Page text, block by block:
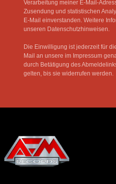
Verarbeitung meiner E-Mail-
Zusendung und statistischen
E-Mail einverstanden. Weitere
unseren Datenschutzhinweisen.
Die Einwilligung ist jederzeit für
Mail an unsere im Impressum
durch Betätigung des
gelten, bis sie widerrufen werden.